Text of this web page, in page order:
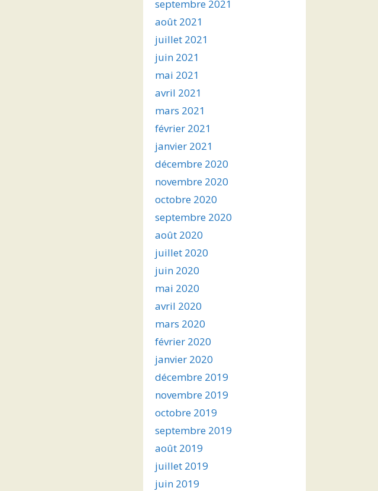
septembre 2021
août 2021
juillet 2021
juin 2021
mai 2021
avril 2021
mars 2021
février 2021
janvier 2021
décembre 2020
novembre 2020
octobre 2020
septembre 2020
août 2020
juillet 2020
juin 2020
mai 2020
avril 2020
mars 2020
février 2020
janvier 2020
décembre 2019
novembre 2019
octobre 2019
septembre 2019
août 2019
juillet 2019
juin 2019